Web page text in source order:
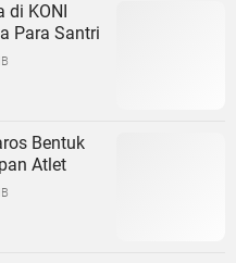
di KONI
Para Santri
Bentuk
Atlet